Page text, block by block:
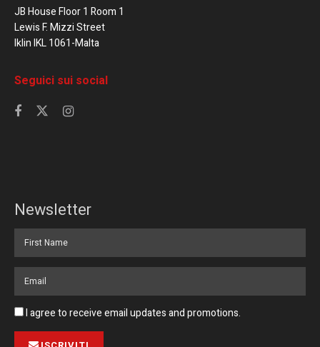
JB House Floor 1 Room 1
Lewis F. Mizzi Street
Iklin IKL 1061-Malta
Seguici sui social
Newsletter
I agree to receive email updates and promotions.